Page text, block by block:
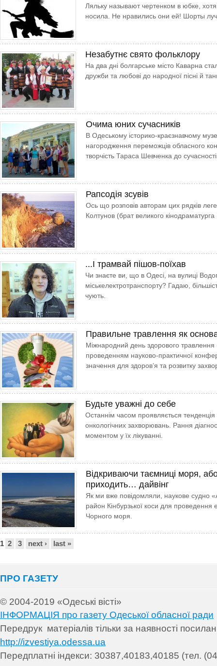
Ляльку называют чертенком в юбке,
носила. Не нравились они ей! Шорты
Незабутнє свято фольклору
На два дні болгарське місто Каварна
дружби та любові до народної пісні й
Очима юних сучасників
В Одеському історико-краєзнавчому
нагородження переможців обласного
творчість Тараса Шевченка до
Рапсодія зсувів
Ось що розповів авторам цих рядків
Колтунов (брат великого
...І трамвай пішов-поїхав
Чи знаєте ви, що в Одесі, на вулиці
міськелектротранспорту? Гадаю,
чують.
Правильне травлення як
Міжнародний день здорового травлення
проведенням науково-практичної
значення для здоров’я та розвитку
Будьте уважні до себе
Останнім часом проявляється тенденція
онкологічних захворювань. Рання
моментом у їх лікуванні.
Відкриваючи таємниці моря,
приходить… дайвінг
Як ми вже повідомляли, наукове судно
район Кінбурзької коси для проведення
Чорного моря.
Сторінки
1 2 3 next › last »
ПРО ГАЗЕТУ
© 2004-2019 «Одеські вісті»
ІНФОРМАЦІЯ про газету Одеської обласної ради
Передрук матеріалів тільки за наявності
http://izvestiya.odessa.ua
Передплатні індекси: 30387,40183,40185 (тел.